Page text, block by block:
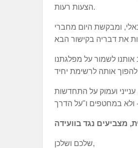
הצעות רעות.
ומבקשת היום מחברי
לשמור על מפלגתנו
ועמוק על התחדשות
שלכם ושלכן,